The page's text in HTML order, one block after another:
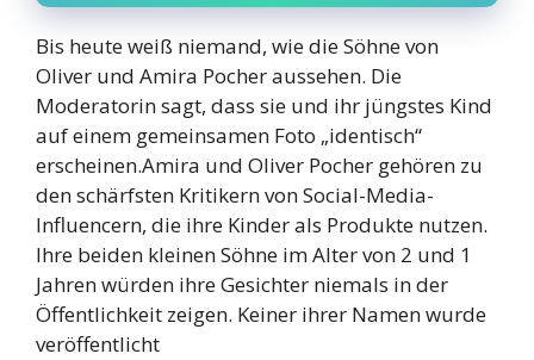
Bis heute weiß niemand, wie die Söhne von
Oliver und Amira Pocher aussehen. Die
Moderatorin sagt, dass sie und ihr jüngstes Kind
auf einem gemeinsamen Foto „identisch“
erscheinen.Amira und Oliver Pocher gehören zu
den schärfsten Kritikern von Social-Media-
Influencern, die ihre Kinder als Produkte nutzen.
Ihre beiden kleinen Söhne im Alter von 2 und 1
Jahren würden ihre Gesichter niemals in der
Öffentlichkeit zeigen. Keiner ihrer Namen wurde
veröffentlicht